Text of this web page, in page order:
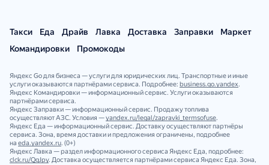
Такси Еда Драйв Лавка Доставка Заправки
Маркет
Командировки
Промокоды
Яндекс Go для бизнеса — услуги для юридических лиц. Транспортные и иные
услуги оказываются партнёрами сервиса. Подробнее: business.go.yandex.
Яндекс Командировки — информационный сервис. Услуги оказываются
партнёрами сервиса.
Яндекс Заправки — информационный сервис. Продажу топлива
осуществляют АЗС. Условия —yandex.ru/legal/zapravki_termsofuse.
Яндекс Еда — информационный сервис. Доставку осуществляют партнёры
сервиса. Зона, время доставки и предложения ограничены, подробнее
на eda.yandex.ru. (0+)
Яндекс Лавка — раздел информационного сервиса Яндекс Еда, подробнее:
clck.ru/QgJpy. Доставка осуществляется партнёрами сервиса Яндекс Еда. Зона,